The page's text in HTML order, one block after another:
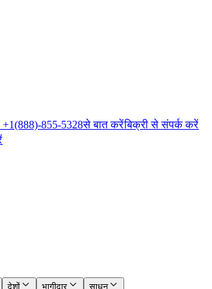
+1(888)-855-5328से बात करें​​बिक्री से संपर्क करें​​
देशों​​ भागीदार​​
साधन​​